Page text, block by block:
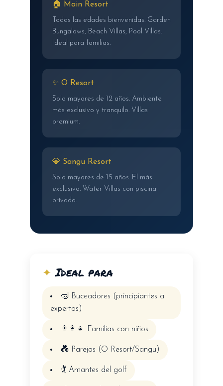
🏠 Main Resort
Todas las edades bienvenidas. Garden
Bungalows, Beach Villas, Pool Villas.
Ideal para familias.
✨ O Resort
Solo mayores de 12 años. Ambiente
más exclusivo y tranquilo. Villas
premium.
💎 Sangu Resort
Solo mayores de 15 años. El más
exclusivo. Water Villas con piscina
privada.
✦ Ideal para
🤿 Buceadores (principiantes a
expertos)
👨‍👩‍👧 Familias con niños
💑 Parejas (O Resort/Sangu)
🏌️ Amantes del golf